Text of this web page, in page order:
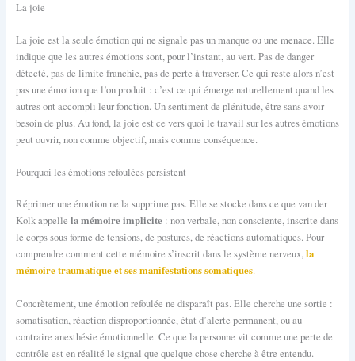
La joie
La joie est la seule émotion qui ne signale pas un manque ou une menace. Elle
indique que les autres émotions sont, pour l’instant, au vert. Pas de danger
détecté, pas de limite franchie, pas de perte à traverser. Ce qui reste alors n’est
pas une émotion que l’on produit : c’est ce qui émerge naturellement quand les
autres ont accompli leur fonction. Un sentiment de plénitude, être sans avoir
besoin de plus. Au fond, la joie est ce vers quoi le travail sur les autres émotions
peut ouvrir, non comme objectif, mais comme conséquence.
Pourquoi les émotions refoulées persistent
Réprimer une émotion ne la supprime pas. Elle se stocke dans ce que van der
Kolk appelle la mémoire implicite: non verbale, non consciente, inscrite dans
le corps sous forme de tensions, de postures, de réactions automatiques. Pour
comprendre comment cette mémoire s’inscrit dans le système nerveux,la
mémoire traumatique et ses manifestations somatiques.
Concrètement, une émotion refoulée ne disparaît pas. Elle cherche une sortie :
somatisation, réaction disproportionnée, état d’alerte permanent, ou au
contraire anesthésie émotionnelle. Ce que la personne vit comme une perte de
contrôle est en réalité le signal que quelque chose cherche à être entendu.